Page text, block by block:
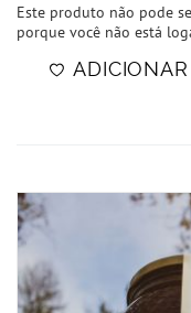
Este produto não pode
porque você não está